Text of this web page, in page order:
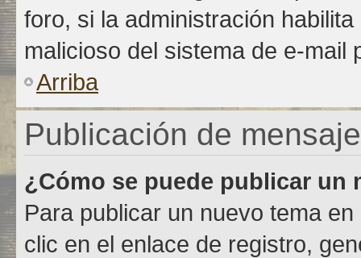
foro, si la administración
malicioso del sistema de e-mail
Arriba
Publicación de
¿Cómo se puede publicar un
Para publicar un nuevo tema
clic en el enlace de registro,